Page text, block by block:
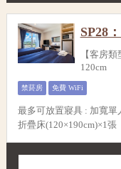
SP28
【客房
120cm
禁菸房 免費 WiFi
最多可放置寢具 : 加寬單
折疊床(120×190cm)×1張